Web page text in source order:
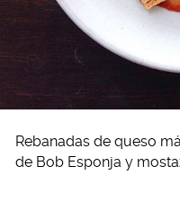
Rebanadas de queso
de Bob Esponja y